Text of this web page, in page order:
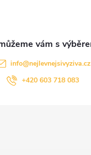
info@nejlevnejsivyziva.cz
+420 603 718 083